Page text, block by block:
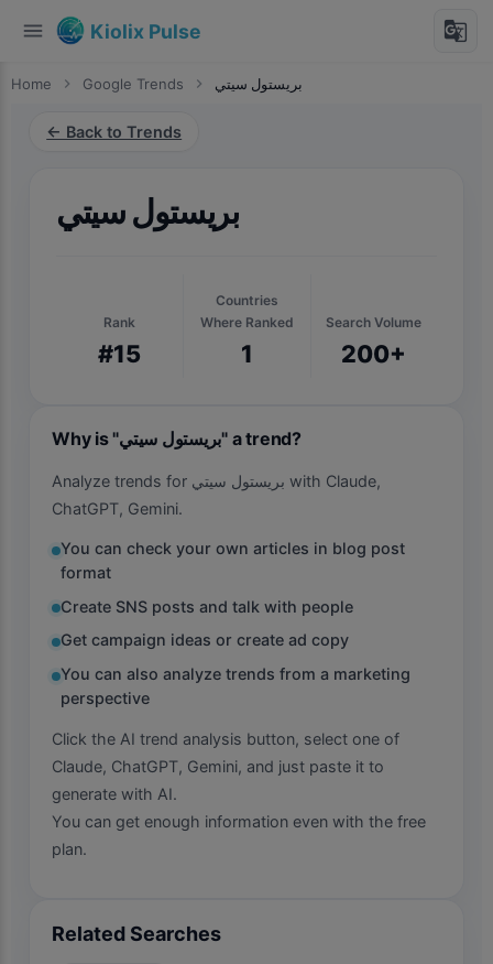
menu Kiolix Pulse g_translate
Home chevron_right Google Trends chevron_right بريستول سيتي
← Back to Trends
بريستول سيتي
Rank
#15
Countries
Where Ranked
1
Search Volume
200+
Why is "بريستول سيتي" a trend?
Analyze trends for بريستول سيتي with Claude,
ChatGPT, Gemini.
You can check your own articles in blog post
format
Create SNS posts and talk with people
Get campaign ideas or create ad copy
You can also analyze trends from a marketing
perspective
Click the AI trend analysis button, select one of
Claude, ChatGPT, Gemini, and just paste it to
generate with AI.
You can get enough information even with the free
plan.
Related Searches